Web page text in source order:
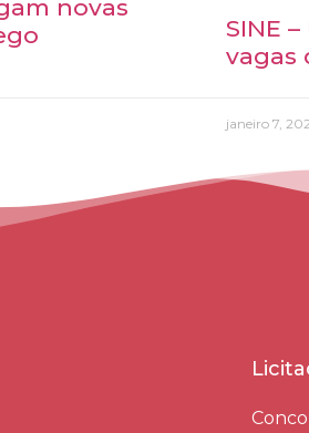
novas
SINE
vagas
janeiro 7,